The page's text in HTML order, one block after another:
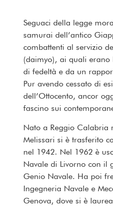
Seguaci della legge
samurai dell’antico
combattenti al servizio
(daimyo), ai quali
di fedeltà e da un
Pur avendo cessato di
dell’Ottocento, ancor
fascino sui
Nato a Reggio Calabria
Melissari si è trasferito
nel 1942. Nel 1962 è
Navale di Livorno con il
Genio Navale. Ha poi
Ingegneria Navale e
Genova, dove si è